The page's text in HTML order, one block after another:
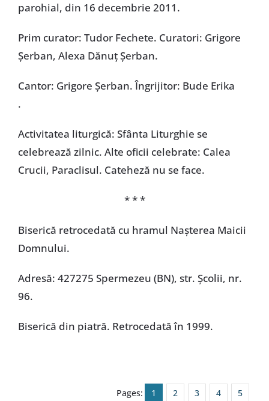
parohial, din 16 decembrie 2011.
Prim curator: Tudor Fechete. Curatori: Grigore
Șerban, Alexa Dănuț Șerban.
Cantor: Grigore Șerban. Îngrijitor: Bude Erika
.
Activitatea liturgică: Sfânta Liturghie se
celebrează zilnic. Alte oficii celebrate: Calea
Crucii, Paraclisul. Cateheză nu se face.
* * *
Biserică retrocedată cu hramul Nașterea Maicii
Domnului.
Adresă: 427275 Spermezeu (BN), str. Școlii, nr.
96.
Biserică din piatră. Retrocedată în 1999.
Pages: 1 2 3 4 5